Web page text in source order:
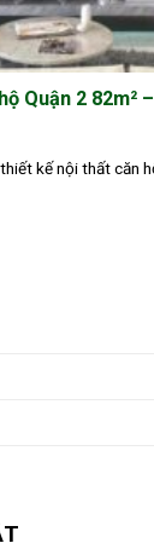
Quận 2 82m²
kế nội thất căn